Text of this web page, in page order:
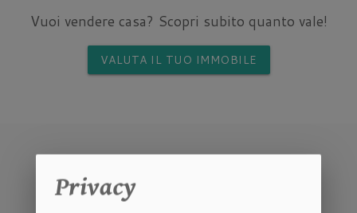
Vuoi vendere casa? Scopri subito quanto vale!
VALUTA IL TUO IMMOBILE
Privacy